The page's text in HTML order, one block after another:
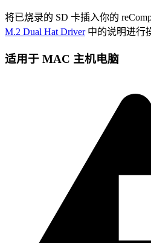
将已烧录的 SD 卡插入你的
M.2 Dual Hat Driver中的说明进行
适用于 MAC 主机电脑